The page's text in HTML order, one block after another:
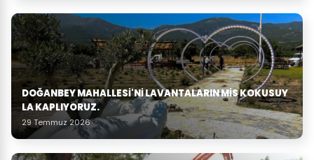
DOĞANBEY MAHALLESI'NI LAVANTALARIN MIS KOKUSUY
LA KAPLIYORUZ.
29 Temmuz 2026